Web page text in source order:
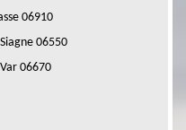
06910
06550
06670